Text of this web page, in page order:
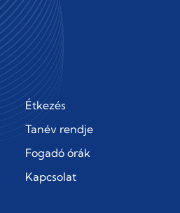
Étkezés
Tanév rendje
Fogadó órák
Kapcsolat